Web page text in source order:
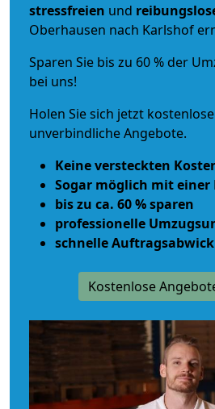
stressfreien und
Oberhausen nach Karlshof
Sparen Sie bis zu 60 % der
bei uns!
Holen Sie sich jetzt
unverbindliche Angebote.
Keine versteckten
Sogar möglich mit
bis zu ca. 60 % sparen
professionelle
schnelle
Kostenlose